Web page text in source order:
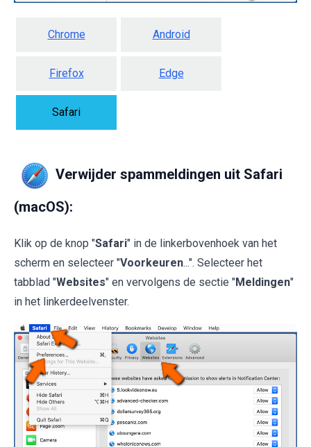
Chrome Android
Firefox Edge
Safari
Verwijder spammeldingen uit Safari
(macOS):
Klik op de knop "Safari" in de linkerbovenhoek van het
scherm en selecteer "Voorkeuren...". Selecteer het
tabblad "Websites" en vervolgens de sectie "Meldingen"
in het linkerdeelvenster.